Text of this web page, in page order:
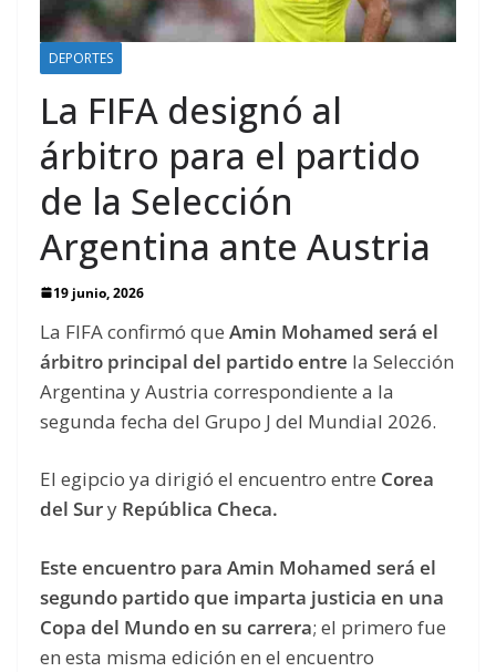
DEPORTES
La FIFA designó al
árbitro para el partido
de la Selección
Argentina ante Austria
19 junio, 2026
La FIFA confirmó que Amin Mohamed será el
árbitro principal del partido entre la Selección
Argentina y Austria correspondiente a la
segunda fecha del Grupo J del Mundial 2026.
El egipcio ya dirigió el encuentro entre Corea
del Sury República Checa.
Este encuentro para Amin Mohamed será el
segundo partido que imparta justicia en una
Copa del Mundo en su carrera; el primero fue
en esta misma edición en el encuentro